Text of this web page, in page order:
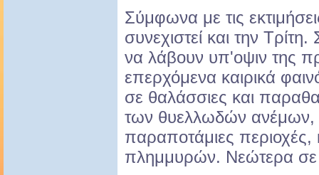
Σύμφωνα με τις
συνεχιστεί και την
να λάβουν υπ'οψιν της
επερχόμενα καιρικά
σε θαλάσσιες και
των θυελλωδών ανέμων,
παραποτάμιες
πλημμυρών. Νεώτερα σε